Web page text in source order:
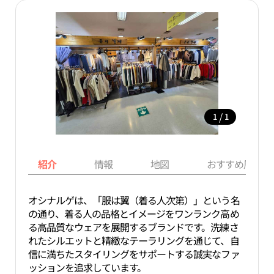
1 / 1
紹介 情報 地図 おすすめ周辺
オシナルゲは、「服は翼（着る人次第）」という名
の通り、着る人の品格とイメージをワンランク高め
る高品質なウェアを展開するブランドです。洗練さ
れたシルエットと精緻なテーラリングを通じて、自
信に満ちたスタイリングをサポートする誠実なファ
ッションを追求しています。